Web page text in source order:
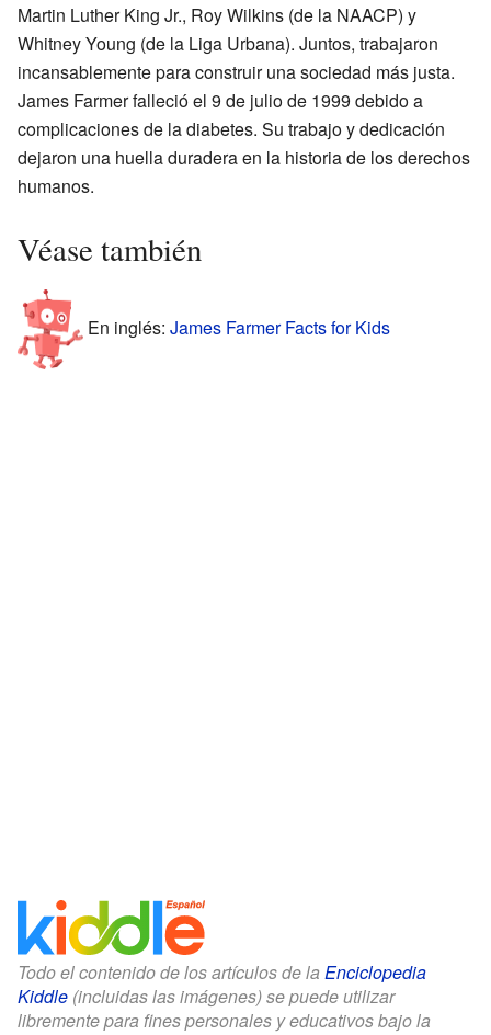
Martin Luther King Jr., Roy Wilkins (de la NAACP) y
Whitney Young (de la Liga Urbana). Juntos, trabajaron
incansablemente para construir una sociedad más justa.
James Farmer falleció el 9 de julio de 1999 debido a
complicaciones de la diabetes. Su trabajo y dedicación
dejaron una huella duradera en la historia de los derechos
humanos.
Véase también
En inglés: James Farmer Facts for Kids
Todo el contenido de los artículos de la Enciclopedia
Kiddle (incluidas las imágenes) se puede utilizar
libremente para fines personales y educativos bajo la